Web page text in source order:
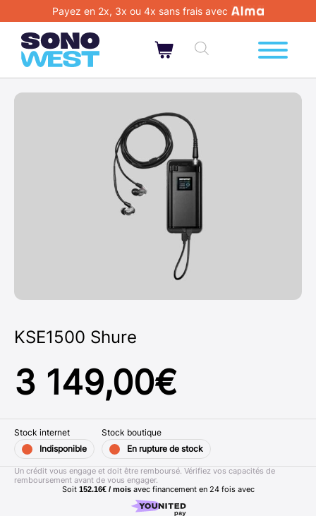
Payez en 2x, 3x ou 4x sans frais avec
KSE1500 Shure
3 149,00€
Soit 152.16€ / mois avec financement en 24 fois avec
Un crédit vous engage et doit être remboursé. Vérifiez vos capacités de
remboursement avant de vous engager.
Stock internet
Indisponible
Stock boutique
En rupture de stock